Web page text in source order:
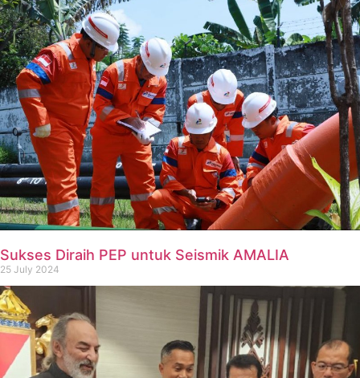
Sukses Diraih PEP untuk Seismik AMALIA
25 July 2024